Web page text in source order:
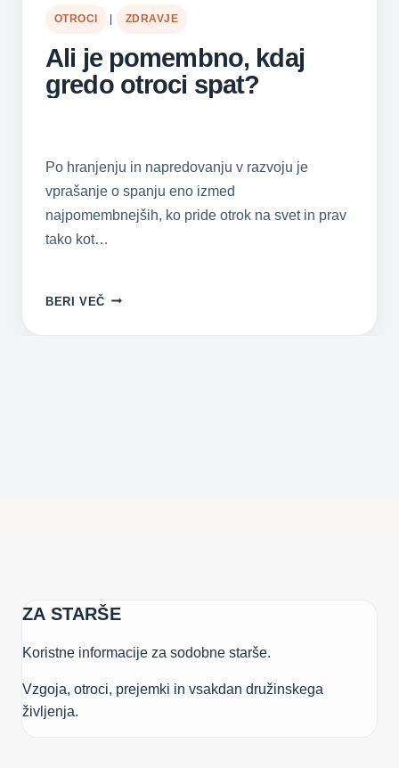
OTROCI ZDRAVJE
Ali je pomembno, kdaj
gredo otroci spat?
Po hranjenju in napredovanju v razvoju je
vprašanje o spanju eno izmed
najpomembnejših, ko pride otrok na svet in prav
tako kot…
BERI VEČ ALI
POMEMBNO,
ZA STARŠE
Koristne informacije za sodobne starše.
Vzgoja, otroci, prejemki in vsakdan družinskega
življenja.